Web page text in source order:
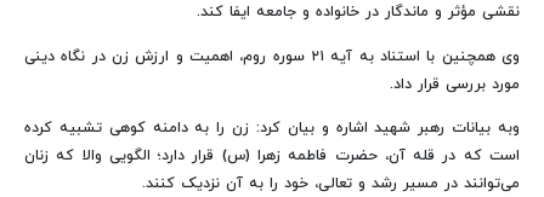
نقشی مؤثر و ماندگار در خانواده و جامعه ایفا کند.
وی همچنین با استناد به آیه ۲۱ سوره روم، اهمیت و ارزش زن در نگاه دینی
مورد بررسی قرار داد.
وبه بیانات رهبر شهید اشاره و بیان کرد: زن را به دامنه کوهی تشبیه کرده
است که در قله آن، حضرت فاطمه زهرا (س) قرار دارد؛ الگویی والا که زنان
می‌توانند در مسیر رشد و تعالی، خود را به آن نزدیک کنند.